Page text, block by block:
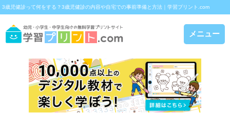
3歳児健診って何をする？3歳児健診の内容や自宅での事前準備と方法｜学習プリント.com
メニュー